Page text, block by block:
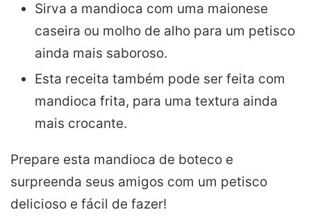
Sirva a mandioca com uma maionese
caseira ou molho de alho para um petisco
ainda mais saboroso.
Esta receita também pode ser feita com
mandioca frita, para uma textura ainda
mais crocante.
Prepare esta mandioca de boteco e
surpreenda seus amigos com um petisco
delicioso e fácil de fazer!